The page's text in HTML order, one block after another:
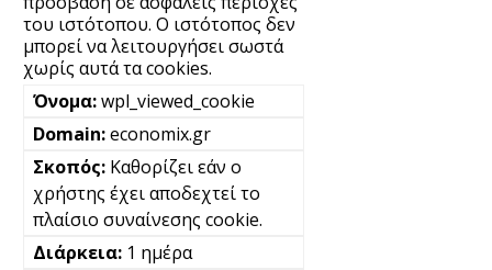
του ιστότοπου. Ο ιστότοπος δεν
μπορεί να λειτουργήσει σωστά
χωρίς αυτά τα cookies.
wpl_viewed_cookie
economix.gr
Καθορίζει εάν ο
χρήστης έχει αποδεχτεί το
πλαίσιο συναίνεσης cookie.
1 ημέρα